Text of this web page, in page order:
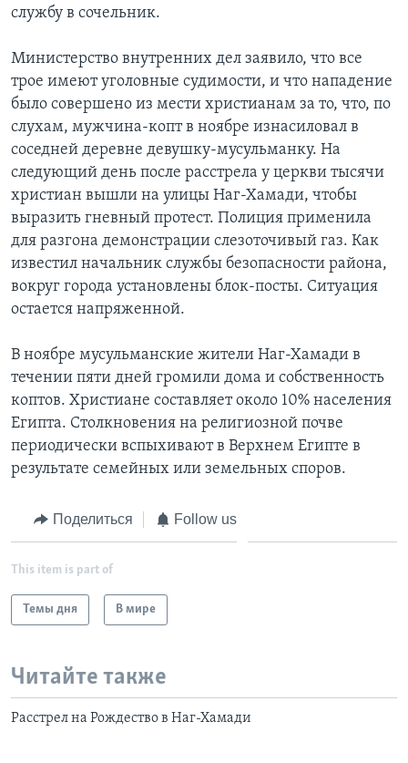
Языки
службу в сочельник.
Министерство внутренних дел заявило, что все
трое имеют уголовные судимости, и что нападение
было совершено из мести христианам за то, что, по
слухам, мужчина-копт в ноябре изнасиловал в
соседней деревне девушку-мусульманку. На
следующий день после расстрела у церкви тысячи
христиан вышли на улицы Наг-Хамади, чтобы
выразить гневный протест. Полиция применила
для разгона демонстрации слезоточивый газ. Как
известил начальник службы безопасности района,
вокруг города установлены блок-посты. Ситуация
остается напряженной.
В ноябре мусульманские жители Наг-Хамади в
течении пяти дней громили дома и собственность
коптов. Христиане составляет около 10% населения
Египта. Столкновения на религиозной почве
периодически вспыхивают в Верхнем Египте в
результате семейных или земельных споров.
Поделиться Follow us
This item is part of
Темы дня В мире
Читайте также
Расстрел на Рождество в Наг-Хамади